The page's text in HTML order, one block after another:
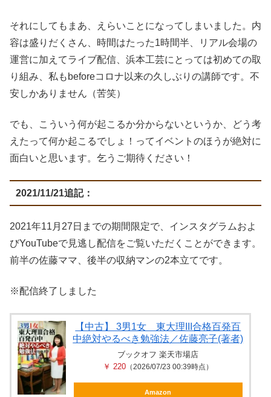
それにしてもまあ、えらいことになってしまいました。内
容は盛りだくさん、時間はたった1時間半、リアル会場の
運営に加えてライブ配信、浜本工芸にとっては初めての取
り組み、私もbeforeコロナ以来の久しぶりの講師です。不
安しかありません（苦笑）
でも、こういう何が起こるか分からないというか、どう考
えたって何か起こるでしょ！ってイベントのほうが絶対に
面白いと思います。乞うご期待ください！
2021/11/21追記：
2021年11月27日までの期間限定で、インスタグラムおよ
びYouTubeで見逃し配信をご覧いただくことができます。
前半の佐藤ママ、後半の収納マンの2本立てです。
※配信終了しました
【中古】 3男1女 東大理III合格百発百
中絶対やるべき勉強法／佐藤亮子(著者)
ブックオフ 楽天市場店
￥ 220 （2026/07/23 00:39時点）
Amazon